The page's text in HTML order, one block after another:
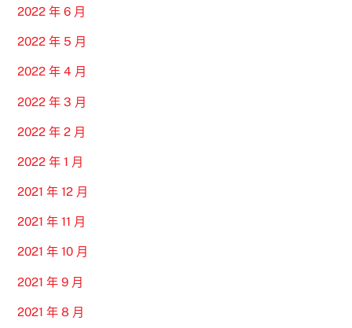
2022 年 6 月
2022 年 5 月
2022 年 4 月
2022 年 3 月
2022 年 2 月
2022 年 1 月
2021 年 12 月
2021 年 11 月
2021 年 10 月
2021 年 9 月
2021 年 8 月